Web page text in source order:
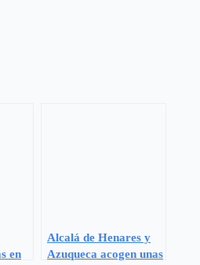
en
Alcalá de Henares y
Azuqueca acogen unas